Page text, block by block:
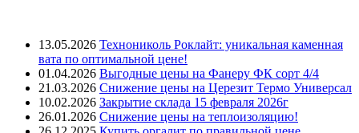
13.05.2026 Технониколь Роклайт: уникальная каменная
вата по оптимальной цене!
01.04.2026 Выгодные цены на Фанеру ФК сорт 4/4
21.03.2026 Снижение цены на Церезит Термо Универсал
10.02.2026 Закрытие склада 15 февраля 2026г
26.01.2026 Снижение цены на теплоизоляцию!